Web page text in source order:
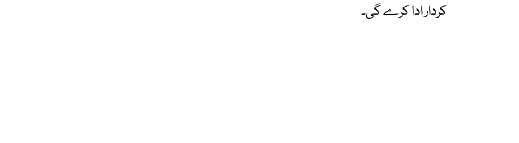
کردار ادا کرے گی۔